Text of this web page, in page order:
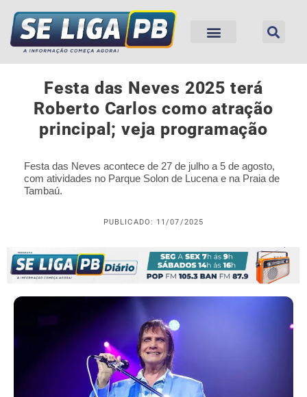
Festa das Neves 2025 terá
Roberto Carlos como atração
principal; veja programação
Festa das Neves acontece de 27 de julho a 5 de agosto,
com atividades no Parque Solon de Lucena e na Praia de
Tambaú.
PUBLICADO: 11/07/2025